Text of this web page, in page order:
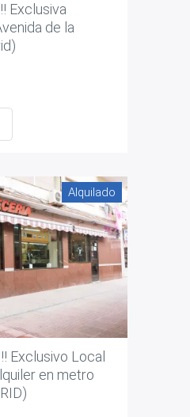
Exclusiva
de la
Alquilado
!!! Exclusivo Local
en metro